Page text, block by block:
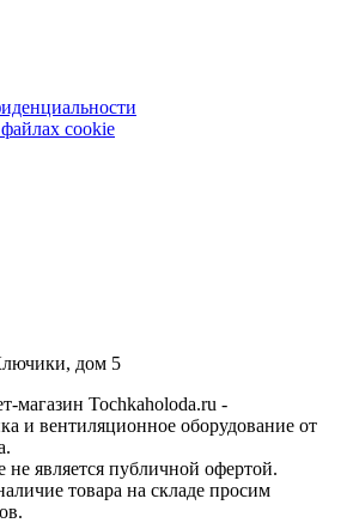
cookie
дом 5
магазин Tochkaholoda.ru -
и вентиляционное оборудование от
является публичной офертой.
товара на складе просим